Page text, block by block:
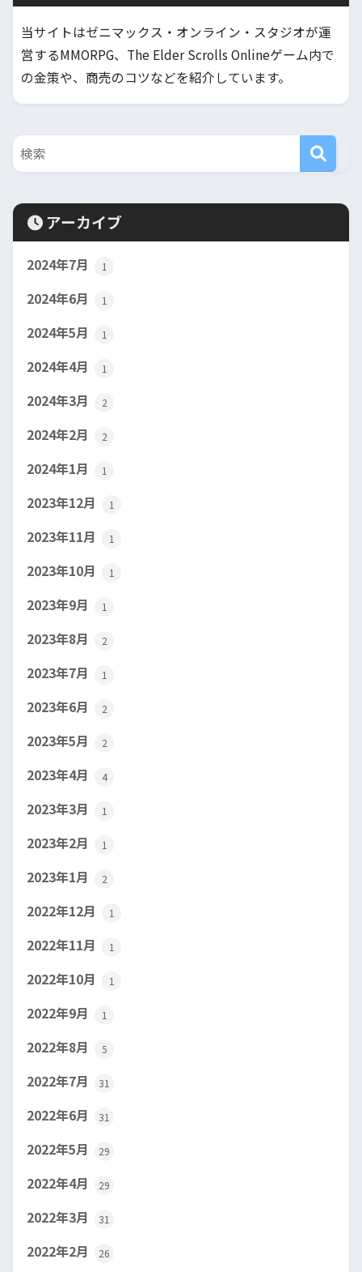
当サイトはゼニマックス・オンライン・スタジオが運
営するMMORPG、The Elder Scrolls Onlineゲーム内で
の金策や、商売のコツなどを紹介しています。
アーカイブ
2024年7月 1
2024年6月 1
2024年5月 1
2024年4月 1
2024年3月 2
2024年2月 2
2024年1月 1
2023年12月 1
2023年11月 1
2023年10月 1
2023年9月 1
2023年8月 2
2023年7月 1
2023年6月 2
2023年5月 2
2023年4月 4
2023年3月 1
2023年2月 1
2023年1月 2
2022年12月 1
2022年11月 1
2022年10月 1
2022年9月 1
2022年8月 5
2022年7月 31
2022年6月 31
2022年5月 29
2022年4月 29
2022年3月 31
2022年2月 26